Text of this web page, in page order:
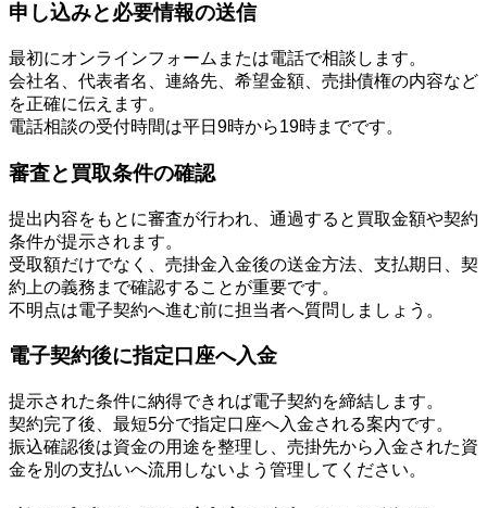
申し込みと必要情報の送信
最初にオンラインフォームまたは電話で相談します。
会社名、代表者名、連絡先、希望金額、売掛債権の内容など
を正確に伝えます。
電話相談の受付時間は平日9時から19時までです。
審査と買取条件の確認
提出内容をもとに審査が行われ、通過すると買取金額や契約
条件が提示されます。
受取額だけでなく、売掛金入金後の送金方法、支払期日、契
約上の義務まで確認することが重要です。
不明点は電子契約へ進む前に担当者へ質問しましょう。
電子契約後に指定口座へ入金
提示された条件に納得できれば電子契約を締結します。
契約完了後、最短5分で指定口座へ入金される案内です。
振込確認後は資金の用途を整理し、売掛先から入金された資
金を別の支払いへ流用しないよう管理してください。